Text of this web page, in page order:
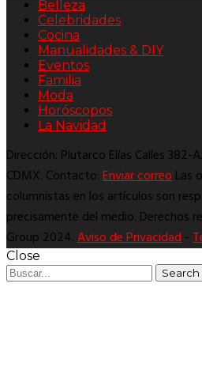
Belleza
Celebridades
Cocina
Manualidades & DIY
Eventos
Familia
Moda
Horóscopos
La Navidad
Dirección: Plutarco Elías Calles 382-
CDMX. Contacto:Enviar correoLas
columnistas en los artículos son
precisamente del medio. Derechos
Group 2024.Aviso de Privacidad-
Close